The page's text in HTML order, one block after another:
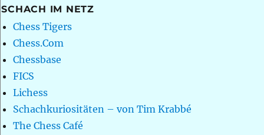
SCHACH IM NETZ
Chess Tigers
Chess.Com
Chessbase
FICS
Lichess
Schachkuriositäten – von Tim Krabbé
The Chess Café